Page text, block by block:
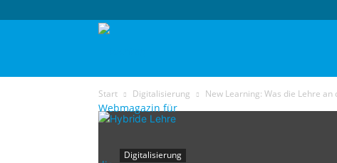
Start Digitalisierung New Learning: Was die Lehre
Digitalisierung